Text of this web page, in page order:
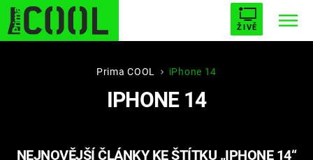
ŽIVĚ
STARHOUSE BUFFY, PŘEMOŽITELKA UPÍRŮ
PLNEJ KOTEL AVENGERS 5
Prima COOL iPhone 14
IPHONE 14
NEJNOVĚJŠÍ ČLÁNKY KE ŠTÍTKU „IPHONE 14“